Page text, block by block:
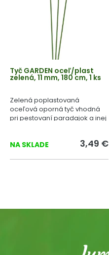
Tyč GARDEN oceľ/plast
zelená, 11 mm, 180 cm, 1 ks
Zelená poplastovaná
oceľová oporná tyč vhodná
pri pestovaní paradajok a inej
NA SKLADE 3,49 €